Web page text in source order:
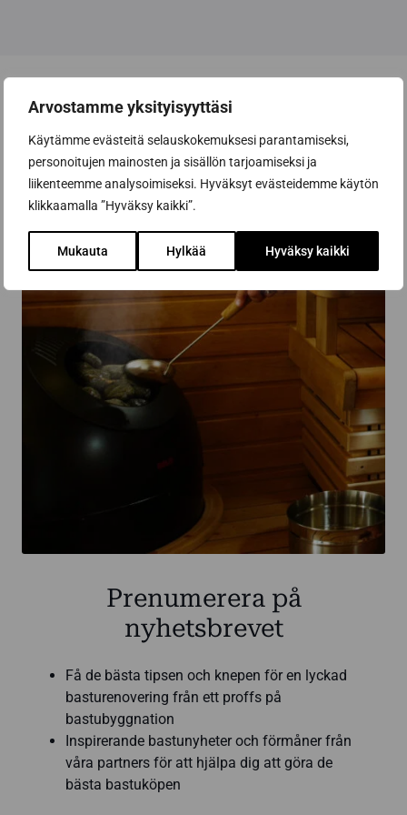
Arvostamme yksityisyyttäsi
Käytämme evästeitä selauskokemuksesi parantamiseksi,
personoitujen mainosten ja sisällön tarjoamiseksi ja
liikenteemme analysoimiseksi. Hyväksyt evästeidemme käytön
klikkaamalla ”Hyväksy kaikki”.
Mukauta Hylkää Hyväksy kaikki
Prenumerera på
nyhetsbrevet
Få de bästa tipsen och knepen för en lyckad
basturenovering från ett proffs på
bastubyggnation
Inspirerande bastunyheter och förmåner från
våra partners för att hjälpa dig att göra de
bästa bastuköpen